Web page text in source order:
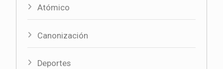
Atómico
Canonización
Deportes